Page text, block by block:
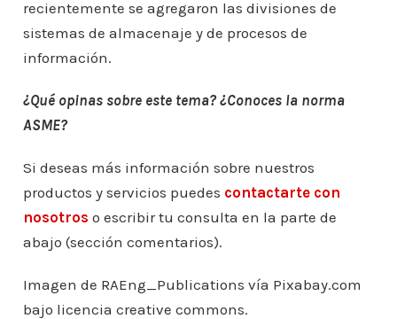
recientemente se agregaron las divisiones de
sistemas de almacenaje y de procesos de
información.
¿Qué opinas sobre este tema? ¿Conoces la norma
ASME?
Si deseas más información sobre nuestros
productos y servicios puedes contactarte con
nosotros o escribir tu consulta en la parte de
abajo (sección comentarios).
Imagen de RAEng_Publications vía Pixabay.com
bajo licencia creative commons.